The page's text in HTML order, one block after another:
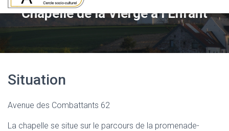
Chapelle de la Vierge à l’Enfant
Situation
Avenue des Combattants 62
La chapelle se situe sur le parcours de la promenade-